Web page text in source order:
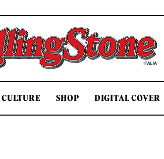
Rolling Stone Italia
CULTURE SHOP DIGITAL COVER